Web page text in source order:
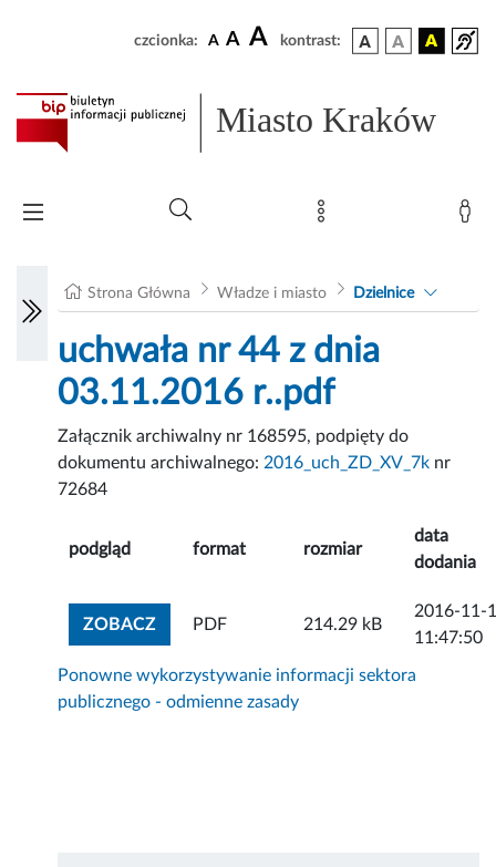
czcionka: A A A kontrast:
Miasto Kraków
Strona Główna Władze i miasto Dzielnice
uchwała nr 44 z dnia
03.11.2016 r..pdf
Załącznik archiwalny nr 168595, podpięty do
dokumentu archiwalnego: 2016_uch_ZD_XV_7k nr
72684
podgląd format rozmiar
data
dodania
ZOBACZZOBACZ ZAŁĄCZNIK
PDF 214.29 kB
2016-11-
11:47:50
Ponowne wykorzystywanie informacji sektora
publicznego - odmienne zasady